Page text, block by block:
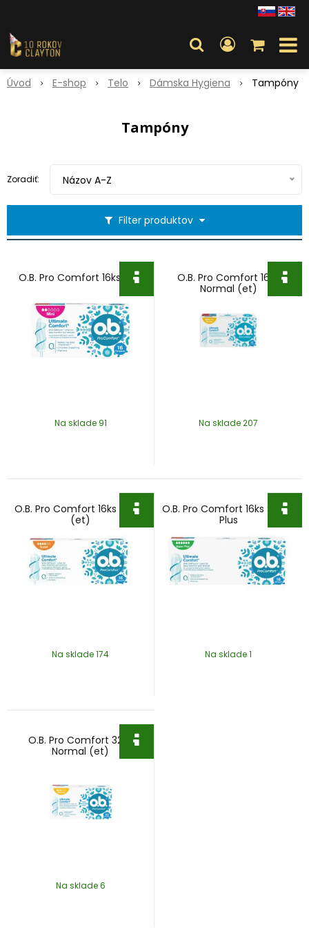
Úvod E-shop Telo Dámska Hygiena Tampóny
Tampóny
Filter produktov
Zoradiť: Názov A-Z
O.B. Pro Comfort 16ks Mini
Na sklade 91
O.B. Pro Comfort 16ks
Normal (et)
Na sklade 207
O.B. Pro Comfort 16ks Super
(et)
Na sklade 174
O.B. Pro Comfort 16ks Super
Plus
Na sklade 1
O.B. Pro Comfort 32ks
Normal (et)
Na sklade 6